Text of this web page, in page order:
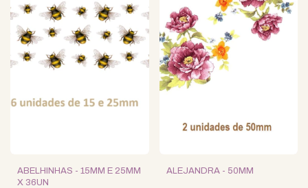
ABELHINHAS - 15MM E 25MM
X 36UN
ALEJANDRA - 50MM